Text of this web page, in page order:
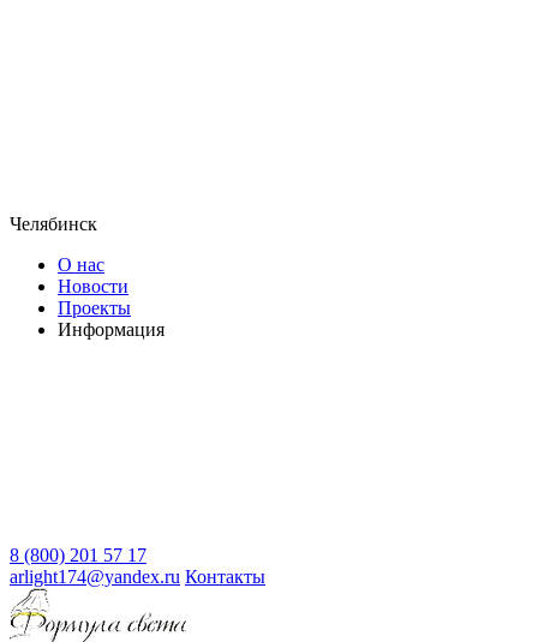
Челябинск
О нас
Новости
Проекты
Информация
8 (800) 201 57 17
arlight174@yandex.ru Контакты